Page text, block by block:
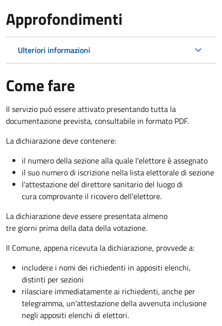
Approfondimenti
Ulteriori informazioni
Come fare
Il servizio può essere attivato presentando tutta la
documentazione prevista, consultabile in formato PDF.
La dichiarazione deve contenere:
il numero della sezione alla quale l'elettore è assegnato
il suo numero di iscrizione nella lista elettorale di sezione
l'attestazione del direttore sanitario del luogo di
cura comprovante il ricovero dell'elettore.
La dichiarazione deve essere presentata almeno
tre giorni prima della data della votazione.
Il Comune, appena ricevuta la dichiarazione, provvede a:
includere i nomi dei richiedenti in appositi elenchi,
distinti per sezioni
rilasciare immediatamente ai richiedenti, anche per
telegramma, un'attestazione della avvenuta inclusione
negli appositi elenchi di elettori.